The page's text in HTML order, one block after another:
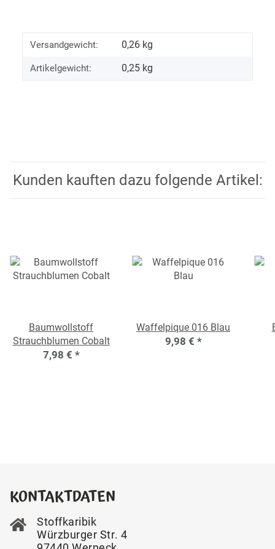
Versandgewicht: 0,26 kg
Artikelgewicht: 0,25 kg
Kunden kauften dazu folgende Artikel:
Baumwollstoff
Strauchblumen Cobalt
7,98 € *
Waffelpique 016 Blau
9,98 € *
KONTAKTDATEN
Stoffkaribik
Würzburger Str. 4